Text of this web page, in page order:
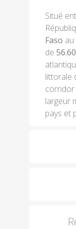
Situé
Faso
de
littorale
corridor
largeur
pays et